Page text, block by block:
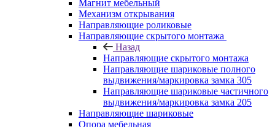
Магнит мебельный
Механизм открывания
Направляющие роликовые
Направляющие скрытого монтажа
Назад
Направляющие скрытого монтажа
Направляющие шариковые полного
выдвижения/маркировка замка 305
Направляющие шариковые частичного
выдвижения/маркировка замка 205
Направляющие шариковые
Опора мебельная